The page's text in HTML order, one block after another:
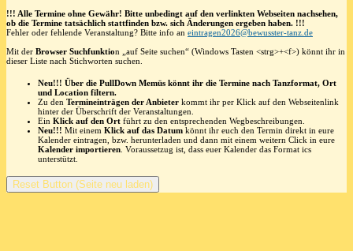
!!! Alle Termine ohne Gewähr! Bitte unbedingt auf den verlinkten Webseiten nachsehen,
ob die Termine tatsächlich stattfinden bzw. sich Änderungen ergeben haben. !!!
Fehler oder fehlende Veranstaltung? Bitte info an eintragen2026@bewusster-tanz.de
Mit der Browser Suchfunktion „auf Seite suchen“ (Windows Tasten <strg>+<f>) könnt ihr in
dieser Liste nach Stichworten suchen.
Neu!!! Über die PullDown Memüs könnt ihr die Termine nach Tanzformat, Ort
und Location filtern.
Zu den Termineinträgen der Anbieter kommt ihr per Klick auf den Webseitenlink
hinter der Überschrift der Veranstaltungen.
Ein Klick auf den Ort führt zu den entsprechenden Wegbeschreibungen.
Neu!!! Mit einem Klick auf das Datum könnt ihr euch den Termin direkt in eure
Kalender eintragen, bzw. herunterladen und dann mit einem weitern Click in eure
Kalender importieren . Voraussetzug ist, dass euer Kalender das Format ics
unterstützt.
Reset Button (Seite neu laden)